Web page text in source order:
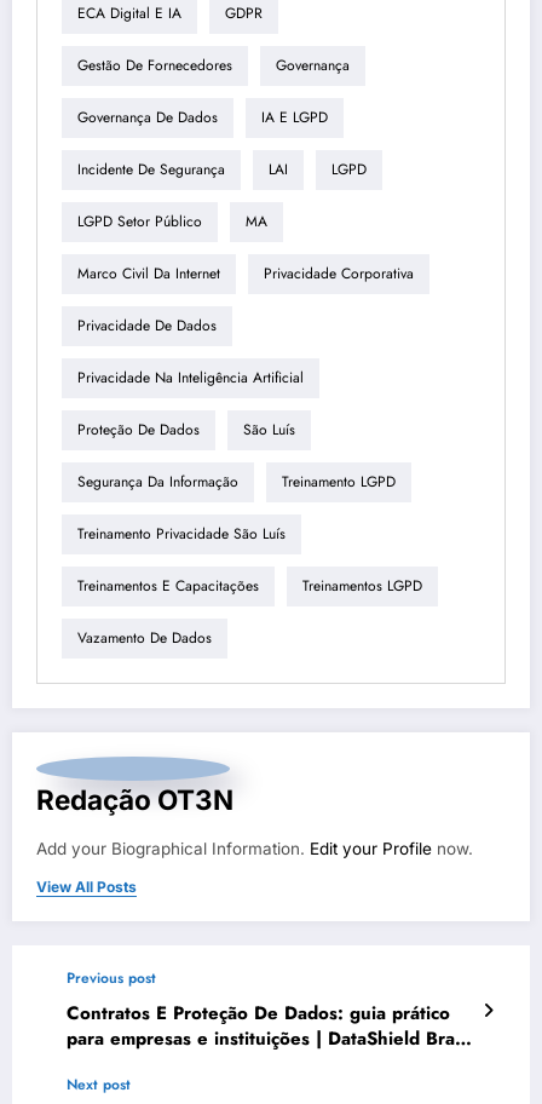
ECA Digital E IA GDPR
Gestão De Fornecedores Governança
Governança De Dados IA E LGPD
Incidente De Segurança LAI LGPD
LGPD Setor Público MA
Marco Civil Da Internet Privacidade Corporativa
Privacidade De Dados
Privacidade Na Inteligência Artificial
Proteção De Dados São Luís
Segurança Da Informação Treinamento LGPD
Treinamento Privacidade São Luís
Treinamentos E Capacitações Treinamentos LGPD
Vazamento De Dados
Redação OT3N
Add your Biographical Information. Edit your Profile now.
View All Posts
Previous post
Contratos E Proteção De Dados: guia prático
para empresas e instituições | DataShield Brasil
Next post